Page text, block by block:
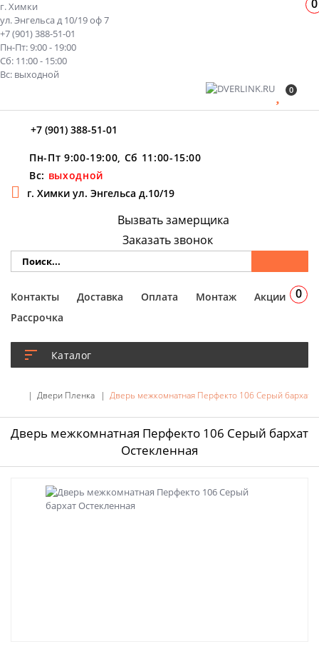
г. Химки
ул. Энгельса д 10/19 оф 7
+7 (901) 388-51-01
Пн-Пт: 9:00 - 19:00
Сб: 11:00 - 15:00
Вс: выходной
0
+7 (901) 388-51-01
Пн-Пт 9:00-19:00, Сб 11:00-15:00
Вс: выходной
г. Химки ул. Энгельса д.10/19
Каталог
0
Вызвать замерщика
Заказать звонок
Контакты Доставка Оплата Монтаж
Акции
Рассрочка
Двери Пленка Дверь межкомнатная Перфекто 106 Серый бархат
Дверь межкомнатная Перфекто 106 Серый бархат
Остекленная
0